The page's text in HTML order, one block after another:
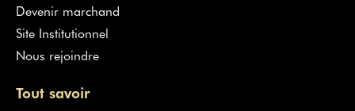
Devenir marchand
Site Institutionnel
Nous rejoindre
Tout savoir